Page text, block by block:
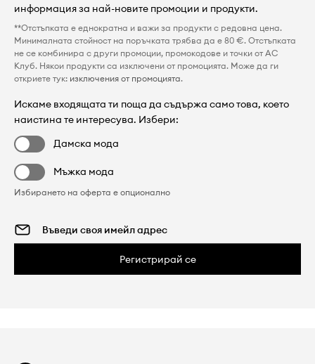
информация за най-новите промоции и продукти.
**Отстъпката е еднократна и важи за продукти с редовна цена.
Минималната стойност на поръчката трябва да е 80 €. Отстъпката
не се комбинира с други промоции, промокодове и точки от AC
Клуб. Някои продукти са изключени от промоцията. Може да ги
откриете тук: изключения от промоцията.
Искаме входящата ти поща да съдържа само това, което
наистина те интересува. Избери:
Дамска мода
Мъжка мода
Избирането на оферта е опционално
Регистрирай се